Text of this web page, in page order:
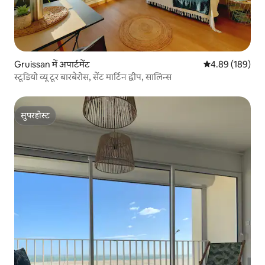
Gruissan में अपार्टमेंट औसत रेटिंग 5 में से
4.89 (189)
स्टूडियो व्यू टूर बारबेरोस, सेंट मार्टिन द्वीप, सालिन्स
सुपरहोस्ट
सुपरहोस्ट